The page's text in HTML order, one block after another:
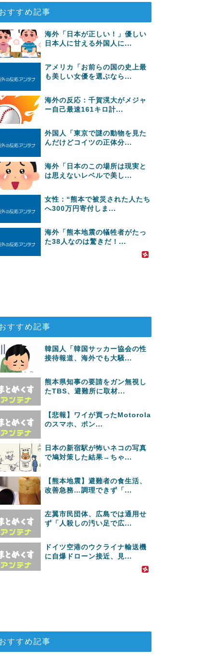
すすめ記事
海外「日本が正しい！」優しい
日本人に甘える外国人に...
アメリカ「お前らの国の史上最
も美しい女優を選ぶなら...
海外の反応：千賀滉大がメジャ
ー自己最速161キロ計...
外国人「東京で謎の動物を見た
んだけどコイツの正体分...
海外「日本のこの場所は現実と
は思えないレベルで美し...
女性：“熊本で被災された人たち
へ300万円寄付しま...
海外「熊本地震の犠牲者がたっ
た38人なのは驚きだ！...
すすめ記事
韓国人「韓国サッカー協会の性
接待報道、海外でも大騒...
熊本県知事の要請をガン無視し
たTBS、避難所に取材...
【悲報】ワイが買ったMotorola
のスマホ、ポン...
日本の新宿駅が怖いネコの写真
で鳩対策した結果→ちゃ...
【熊本地震】避難者の食生活、
改善急務…調理できず「...
左翼市民団体、広島では通用せ
ず「人殺しの汚い足で広...
ドイツ空港のウクライナ輸送機
に自爆ドローン接近、見...
すすめ記事